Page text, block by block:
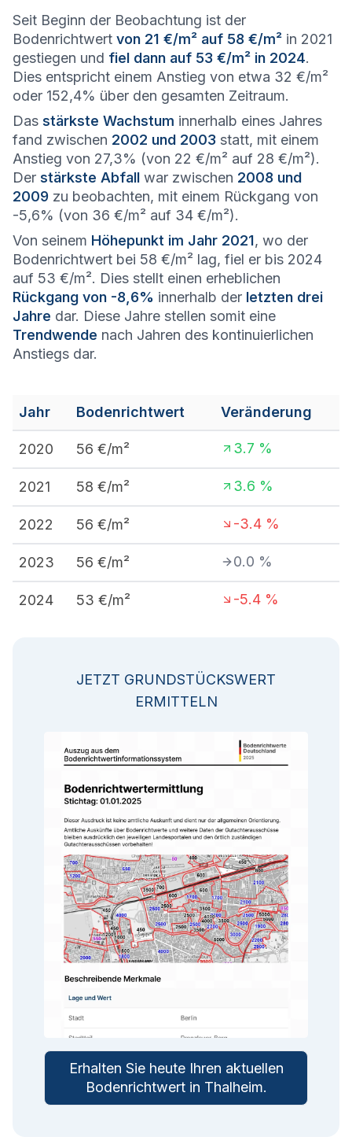
Seit Beginn der Beobachtung ist der
Bodenrichtwert von 21 €/m² auf 58 €/m² in 2021
gestiegen und fiel dann auf 53 €/m² in 2024.
Dies entspricht einem Anstieg von etwa 32 €/m²
oder 152,4% über den gesamten Zeitraum.
Das stärkste Wachstum innerhalb eines Jahres
fand zwischen 2002 und 2003 statt, mit einem
Anstieg von 27,3% (von 22 €/m² auf 28 €/m²).
Der stärkste Abfall war zwischen 2008 und
2009 zu beobachten, mit einem Rückgang von
-5,6% (von 36 €/m² auf 34 €/m²).
Von seinem Höhepunkt im Jahr 2021, wo der
Bodenrichtwert bei 58 €/m² lag, fiel er bis 2024
auf 53 €/m². Dies stellt einen erheblichen
Rückgang von -8,6% innerhalb der letzten drei
Jahre dar. Diese Jahre stellen somit eine
Trendwende nach Jahren des kontinuierlichen
Anstiegs dar.
Jahr Bodenrichtwert Veränderung
2020 56 €/m² 3.7 %
2021 58 €/m² 3.6 %
2022 56 €/m² -3.4 %
2023 56 €/m² 0.0 %
2024 53 €/m² -5.4 %
JETZT GRUNDSTÜCKSWERT
ERMITTELN
Erhalten Sie heute Ihren aktuellen
Bodenrichtwert in Thalheim.